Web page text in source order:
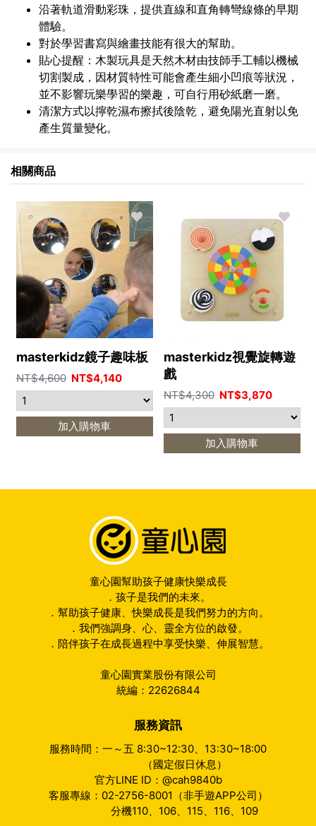
沿著軌道滑動彩珠，提供直線和直角轉彎線條的早期
體驗。
對於學習書寫與繪畫技能有很大的幫助。
貼心提醒：木製玩具是天然木材由技師手工輔以機械
切割製成，因材質特性可能會產生細小凹痕等狀況，
並不影響玩樂學習的樂趣，可自行用砂紙磨一磨。
清潔方式以擰乾濕布擦拭後陰乾，避免陽光直射以免
產生質量變化。
相關商品
masterkidz鏡子趣味板
NT$4,600 NT$4,140
加入購物車
masterkidz視覺旋轉遊
戲
NT$4,300 NT$3,870
加入購物車
童心園幫助孩子健康快樂成長
．孩子是我們的未來。
．幫助孩子健康、快樂成長是我們努力的方向。
．我們強調身、心、靈全方位的啟發。
．陪伴孩子在成長過程中享受快樂、伸展智慧。
童心園實業股份有限公司
統編：22626844
服務資訊
服務時間：一～五 8:30~12:30、13:30~18:00
（國定假日休息）
官方LINE ID：@cah9840b
客服專線：02-2756-8001（非手遊APP公司）
分機110、106、115、116、109